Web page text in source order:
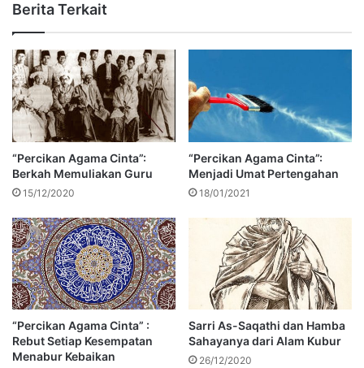
Berita Terkait
“Percikan Agama Cinta”:
Berkah Memuliakan Guru
15/12/2020
“Percikan Agama Cinta”:
Menjadi Umat Pertengahan
18/01/2021
“Percikan Agama Cinta” :
Rebut Setiap Kesempatan
Menabur Kebaikan
Sarri As-Saqathi dan Hamba
Sahayanya dari Alam Kubur
26/12/2020